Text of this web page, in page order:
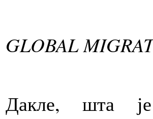
GLOBAL
Дакле, шта је